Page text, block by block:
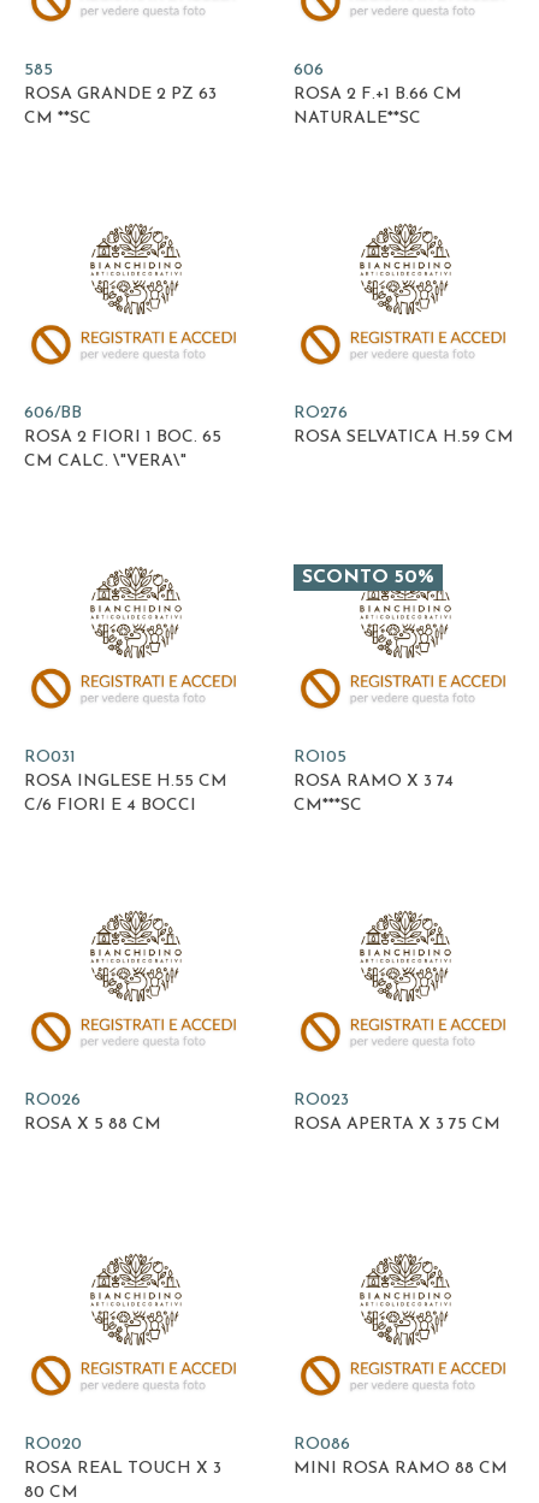
585
ROSA GRANDE 2 PZ 63
CM **SC
606
ROSA 2 F.+1 B.66 CM
NATURALE**SC
606/BB
ROSA 2 FIORI 1 BOC. 65
CM CALC. \"VERA\"
RO276
ROSA SELVATICA H.59 CM
RO031
ROSA INGLESE H.55 CM
C/6 FIORI E 4 BOCCI
RO105
ROSA RAMO X 3 74
CM***SC
SCONTO 50%
RO026
ROSA X 5 88 CM
RO023
ROSA APERTA X 3 75 CM
RO020
ROSA REAL TOUCH X 3
80 CM
RO086
MINI ROSA RAMO 88 CM